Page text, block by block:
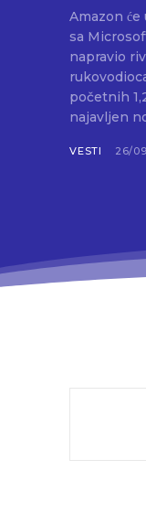
Amazon
sa Microsoft-
napravio
početnih
najavljen
VESTI 26/